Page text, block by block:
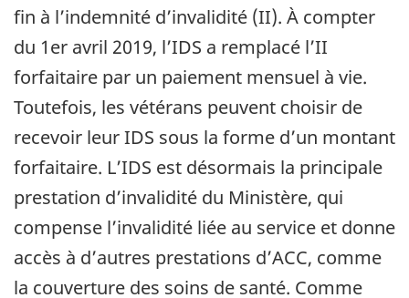
fin à l’indemnité d’invalidité (II). À compter
du 1er avril 2019, l’IDS a remplacé l’II
forfaitaire par un paiement mensuel à vie.
Toutefois, les vétérans peuvent choisir de
recevoir leur IDS sous la forme d’un montant
forfaitaire. L’IDS est désormais la principale
prestation d’invalidité du Ministère, qui
compense l’invalidité liée au service et donne
accès à d’autres prestations d’ACC, comme
la couverture des soins de santé. Comme